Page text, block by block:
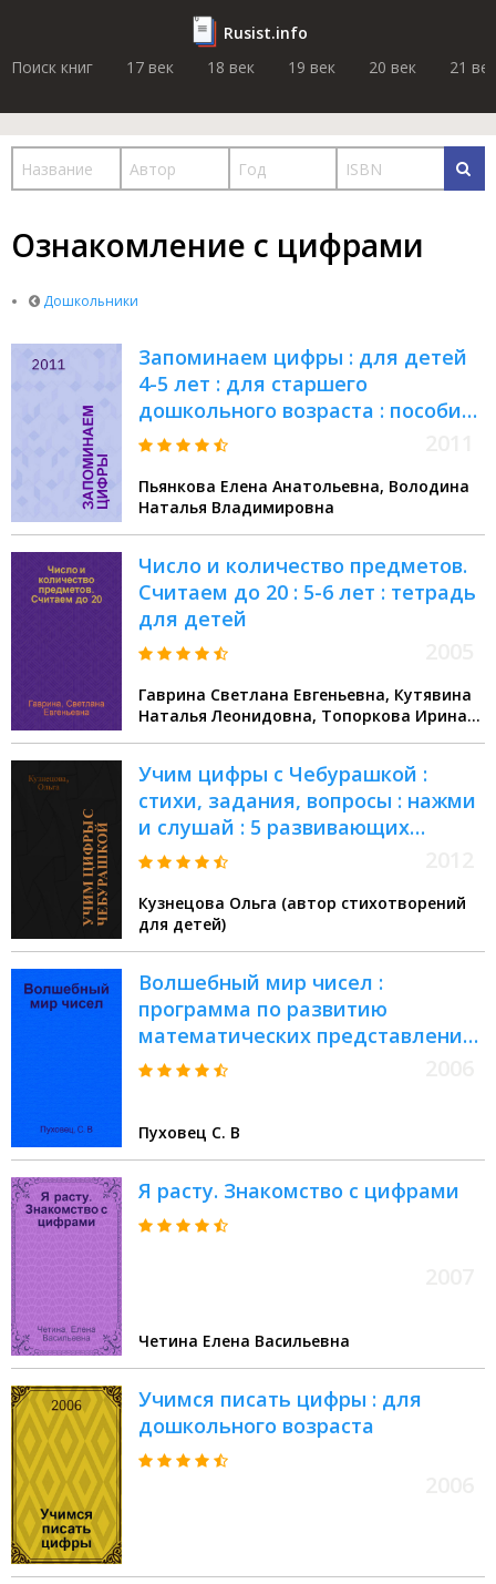
Rusist.info
Поиск книг
17 век 18 век 19 век 20 век 21 век
Ознакомление с цифрами
Дошкольники
Запоминаем цифры : для детей
4-5 лет : для старшего
дошкольного возраста : пособие
для развивающего обучения
Пьянкова Елена Анатольевна, Володина
Наталья Владимировна
Число и количество предметов.
Считаем до 20 : 5-6 лет : тетрадь
для детей
Гаврина Светлана Евгеньевна, Кутявина
Наталья Леонидовна, Топоркова Ирина
Учим цифры с Чебурашкой :
стихи, задания, вопросы : нажми
и слушай : 5 развивающих
функций : для чтения взрослыми
Кузнецова Ольга (автор стихотворений
для детей)
Волшебный мир чисел :
программа по развитию
математических представлений
старших дошкольников
Пуховец С. В
Я расту. Знакомство с цифрами
Четина Елена Васильевна
Учимся писать цифры : для
дошкольного возраста